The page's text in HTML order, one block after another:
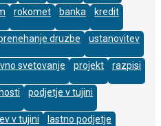
rokomet banka kredit
druzbe ustanovitev
svetovanje projekt razpisi
podjetje v tujini
v tujini lastno podjetje